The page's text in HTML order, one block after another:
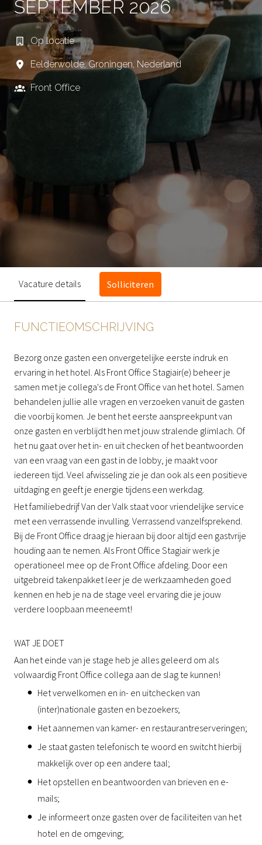
SEPTEMBER 2026
Op locatie
Eelderwolde, Groningen, Nederland
Front Office
Vacature details Solliciteren
FUNCTIEOMSCHRIJVING
Bezorg onze gasten een onvergetelijke eerste indruk en
ervaring in het hotel. Als Front Office Stagiair(e) beheer je
samen met je collega's de Front Office van het hotel. Samen
behandelen jullie alle vragen en verzoeken vanuit de gasten
die voorbij komen. Je bent het eerste aanspreekpunt van
onze gasten en verblijdt hen met jouw stralende glimlach. Of
het nu gaat over het in- en uit checken of het beantwoorden
van een vraag van een gast in de lobby, je maakt voor
iedereen tijd. Veel afwisseling zie je dan ook als een positieve
uitdaging en geeft je energie tijdens een werkdag.
Het familiebedrijf Van der Valk staat voor vriendelijke service
met een verrassende invulling. Verrassend vanzelfsprekend.
Bij de Front Office draag je hieraan bij door altijd een gastvrije
houding aan te nemen. Als Front Office Stagiair werk je
operationeel mee op de Front Office afdeling. Door een
uitgebreid takenpakket leer je de werkzaamheden goed
kennen en heb je na de stage veel ervaring die je jouw
verdere loopbaan meeneemt!
WAT JE DOET
Aan het einde van je stage heb je alles geleerd om als
volwaardig Front Office collega aan de slag te kunnen!
Het verwelkomen en in- en uitchecken van
(inter)nationale gasten en bezoekers;
Het aannemen van kamer- en restaurantreserveringen;
Je staat gasten telefonisch te woord en switcht hierbij
makkelijk over op een andere taal;
Het opstellen en beantwoorden van brieven en e-
mails;
Je informeert onze gasten over de faciliteiten van het
hotel en de omgeving;